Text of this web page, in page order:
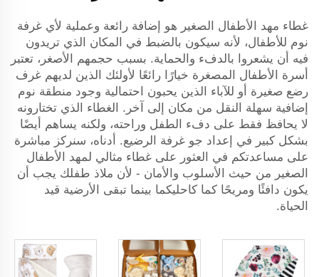
غطاء مهد الأطفال الصغير هو إضافة رائعة وعملية لأي غرفة
نوم للأطفال، لأنه سيكون بالضبط في المكان الذي تريدون
فيه أن يشعروا بالدفء والحماية. بسبب حجمهم الأصغر، تعتبر
أسرة الأطفال المصغرة خيارًا رائعًا لأولئك الذين لديهم غرف
رضع صغيرة أو للآباء الذين يحبون احتمالية وجود منطقة نوم
إضافية سهلة النقل من مكان إلى آخر. الغطاء الذي تختارونه
لا يحافظ فقط على دفء الطفل وراحته، ولكنه يساهم أيضًا
بشكل كبير في إعداد جو غرفة الرضيع. أدناه، سنركز مباشرة
على مساعدتكم في العثور على غطاء مثالي لمهد الأطفال
الصغير من حيث الأسلوب والأمان - لأن ملاذ طفلك يجب أن
يكون دافئًا ومريحًا كما كاحليكما بينما تبقى الأرضية قيد
الحياة.